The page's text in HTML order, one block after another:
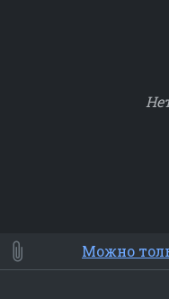
⭐ Мои
Смайлики
Люди
Можно